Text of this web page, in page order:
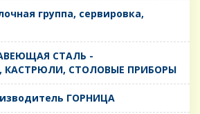
группа, сервировка,
СТАЛЬ -
КАСТРЮЛИ, СТОЛОВЫЕ ПРИБОРЫ
ГОРНИЦА